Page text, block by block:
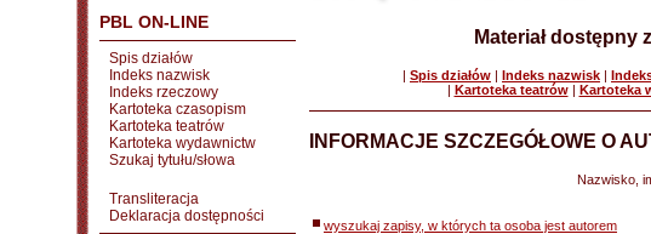
PBL ON-LINE
Spis działów
Indeks nazwisk
Indeks rzeczowy
Kartoteka czasopism
Kartoteka teatrów
Kartoteka wydawnictw
Szukaj tytułu/słowa
Transliteracja
Deklaracja dostępności
Materiał dostępny
| Spis działów | Indeks nazwisk |
| Kartoteka teatrów| Kartoteka
INFORMACJE SZCZEGÓŁOWE O
Nazwisko,
wyszukaj zapisy, w których ta osoba jest autorem